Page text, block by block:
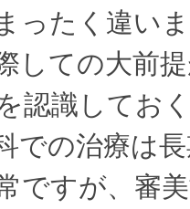
ったく違い
しての大前
認識してお
での治療は
ですが、審